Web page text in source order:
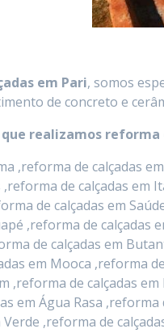
em Pari, somos
de concreto e
realizamos reforma
,reforma de calçadas
de calçadas em
de calçadas em
,reforma de calçadas
de calçadas em
em Mooca ,reforma
,reforma de calçadas
em Água Rasa
,reforma de